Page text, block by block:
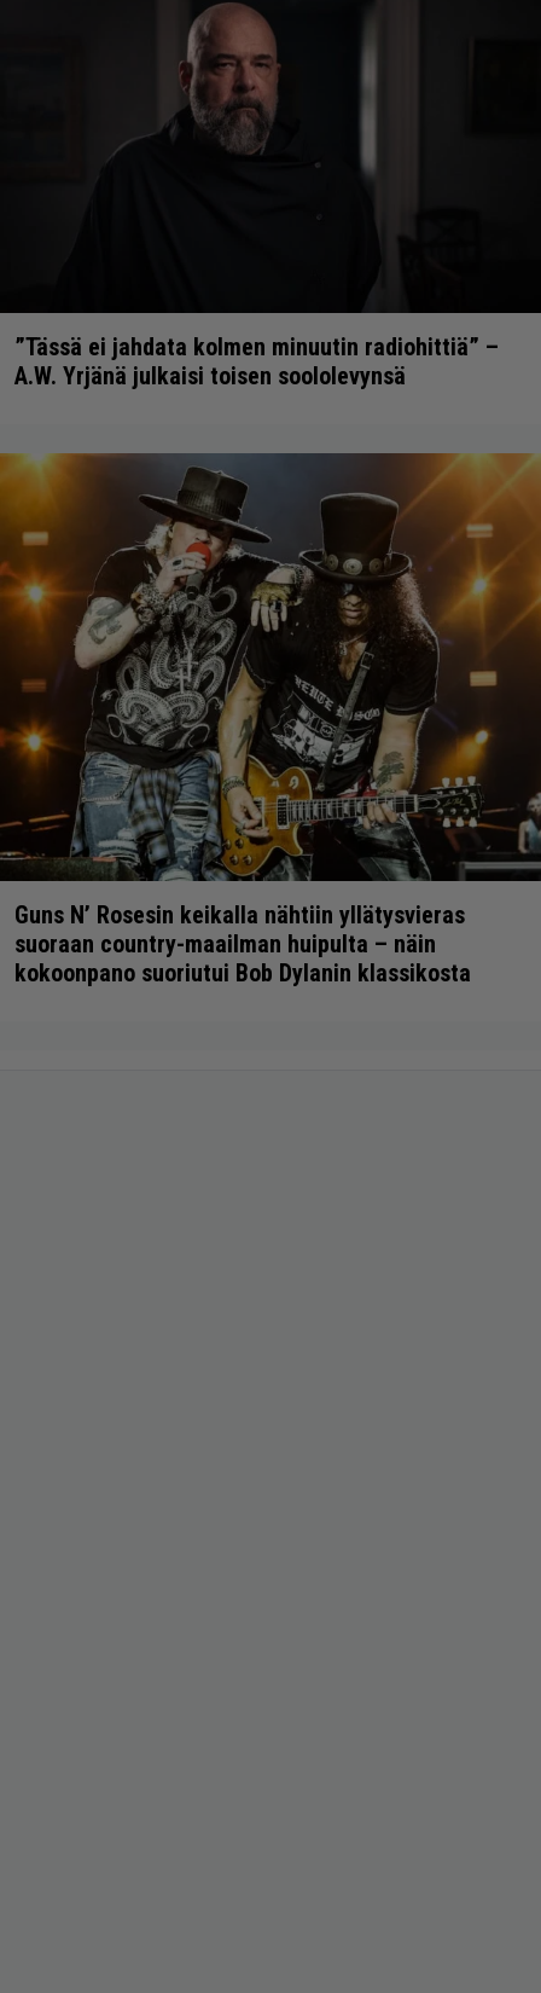
”Tässä ei jahdata kolmen minuutin radiohittiä” –
A.W. Yrjänä julkaisi toisen soololevynsä
Guns N’ Rosesin keikalla nähtiin yllätysvieras
suoraan country-maailman huipulta – näin
kokoonpano suoriutui Bob Dylanin klassikosta